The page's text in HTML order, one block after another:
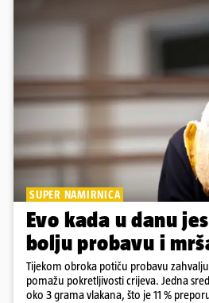
SUPER NAMIRNICA
Evo kada u danu
bolju probavu i
Tijekom obroka potiču probavu
pomažu pokretljivosti crijeva. Jedna
oko 3 grama vlakana, što je 11 %